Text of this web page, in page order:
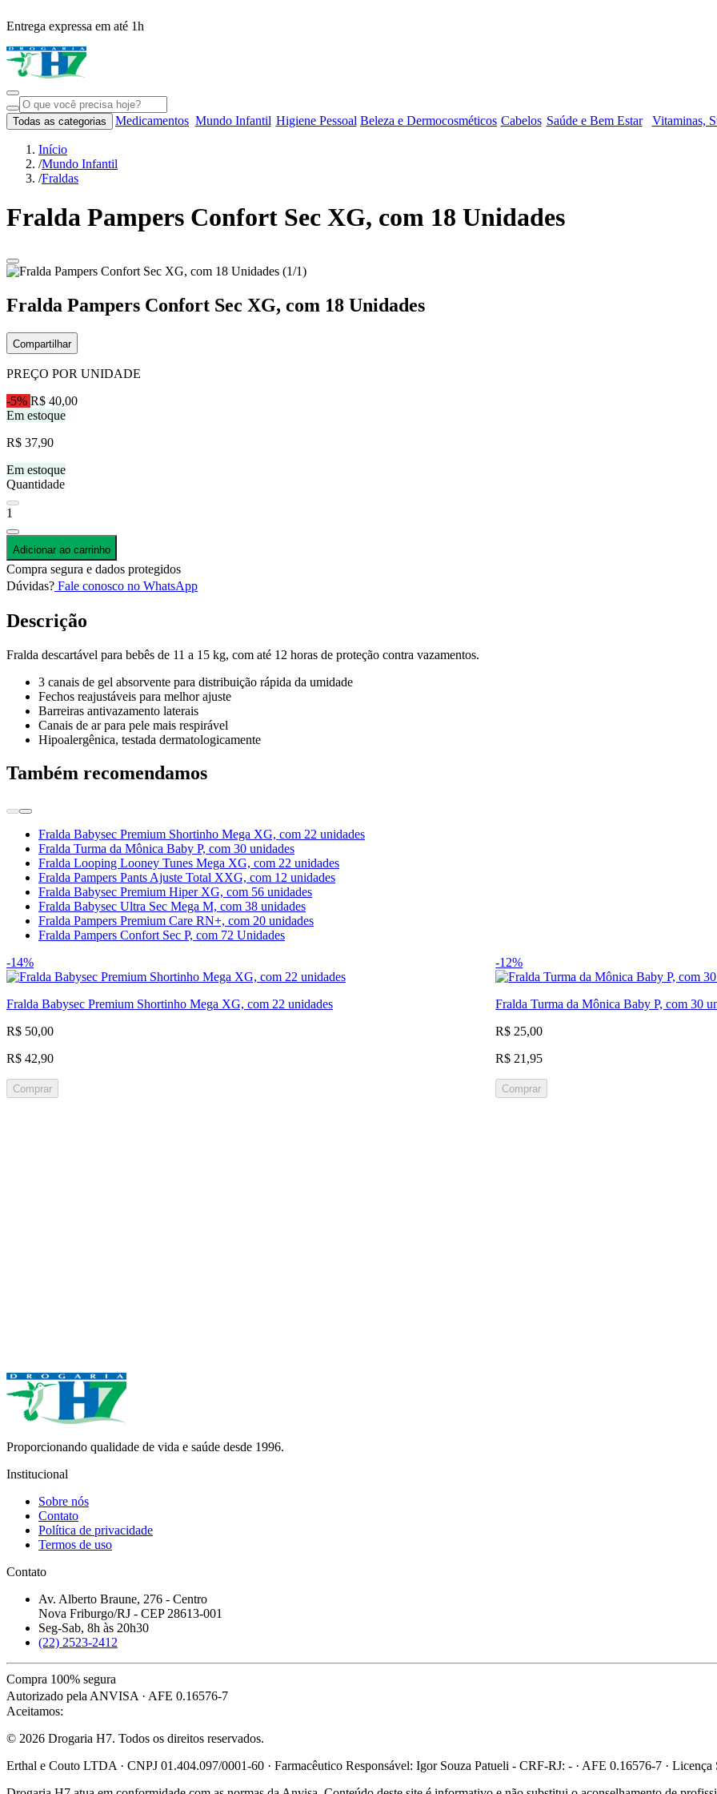
Entrega expressa em até 1h
Todas as categorias Medicamentos Mundo Infantil Higiene Pessoal Beleza e Dermocosméticos Cabelos Saúde e Bem Estar Vitaminas,
Início
/Mundo Infantil
/Fraldas
Fralda Pampers Confort Sec XG, com 18 Unidades
Fralda Pampers Confort Sec XG, com 18 Unidades
Compartilhar
PREÇO POR UNIDADE
-5% R$ 40,00
Em estoque
R$ 37,90
Em estoque
Quantidade
1
Adicionar ao carrinho
Compra segura e dados protegidos
Dúvidas? Fale conosco no WhatsApp
Descrição
Fralda descartável para bebês de 11 a 15 kg, com até 12 horas de proteção contra vazamentos.
3 canais de gel absorvente para distribuição rápida da umidade
Fechos reajustáveis para melhor ajuste
Barreiras antivazamento laterais
Canais de ar para pele mais respirável
Hipoalergênica, testada dermatologicamente
Também recomendamos
Fralda Babysec Premium Shortinho Mega XG, com 22 unidades
Fralda Turma da Mônica Baby P, com 30 unidades
Fralda Looping Looney Tunes Mega XG, com 22 unidades
Fralda Pampers Pants Ajuste Total XXG, com 12 unidades
Fralda Babysec Premium Hiper XG, com 56 unidades
Fralda Babysec Ultra Sec Mega M, com 38 unidades
Fralda Pampers Premium Care RN+, com 20 unidades
Fralda Pampers Confort Sec P, com 72 Unidades
-14%
Fralda Babysec Premium Shortinho Mega XG, com 22 unidades
R$ 50,00
R$ 42,90
Comprar
-12%
Fralda Turma da Mônica Baby P, com 30
R$ 25,00
R$ 21,95
Comprar
Proporcionando qualidade de vida e saúde desde 1996.
Institucional
Sobre nós
Contato
Política de privacidade
Termos de uso
Contato
Av. Alberto Braune, 276 - Centro
Nova Friburgo/RJ - CEP 28613-001
Seg-Sab, 8h às 20h30
(22) 2523-2412
Compra 100% segura
Autorizado pela ANVISA · AFE 0.16576-7
Aceitamos:
© 2026 Drogaria H7. Todos os direitos reservados.
Erthal e Couto LTDA · CNPJ 01.404.097/0001-60 · Farmacêutico Responsável: Igor Souza Patueli - CRF-RJ: - · AFE 0.16576-7 ·